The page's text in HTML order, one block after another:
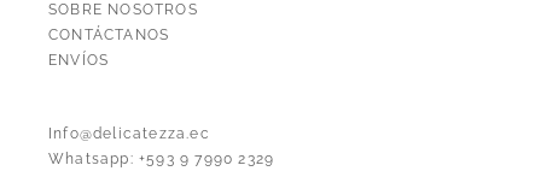
SOBRE NOSOTROS
CONTÁCTANOS
ENVÍOS
Info@delicatezza.ec
Whatsapp: +593 9 7990 2329